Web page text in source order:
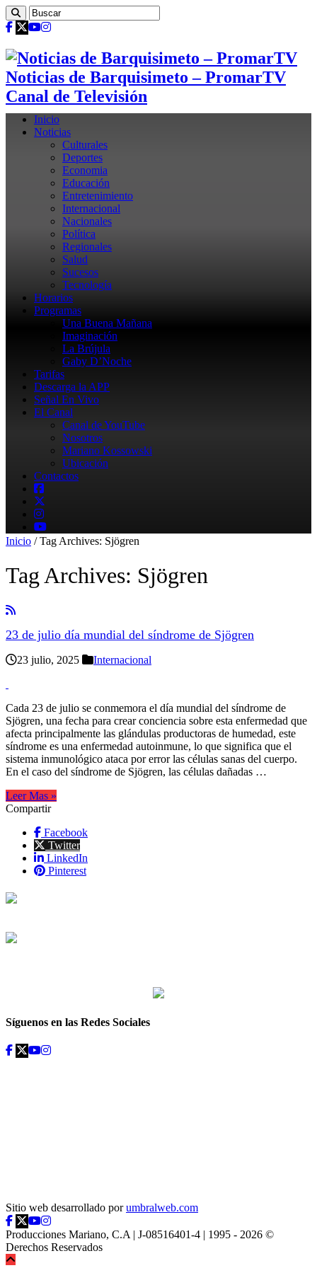
Noticias de Barquisimeto – PromarTV
Canal de Televisión
Inicio
Noticias
Culturales
Deportes
Economia
Educación
Entretenimiento
Internacional
Nacionales
Política
Regionales
Salud
Sucesos
Tecnología
Horarios
Programas
Una Buena Mañana
Imaginación
La Brújula
Gaby D’Noche
Tarifas
Descarga la APP
Señal En Vivo
El Canal
Canal de YouTube
Nosotros
Mariano Kossowski
Ubicación
Contactos
Inicio / Tag Archives: Sjögren
Tag Archives: Sjögren
23 de julio día mundial del síndrome de Sjögren
23 julio, 2025 Internacional
Cada 23 de julio se conmemora el día mundial del síndrome de
Sjögren, una fecha para crear conciencia sobre esta enfermedad que
afecta principalmente las glándulas productoras de humedad, este
síndrome es una enfermedad autoinmune, lo que significa que el
sistema inmunológico ataca por error las células sanas del cuerpo.
En el caso del síndrome de Sjögren, las células dañadas …
Leer Mas »
Compartir
Facebook
Twitter
LinkedIn
Pinterest
Síguenos en las Redes Sociales
Sitio web desarrollado porumbralweb.com
Producciones Mariano, C.A | J-08516401-4 | 1995 - 2026 ©
Derechos Reservados